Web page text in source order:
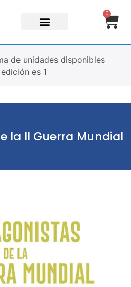
0
de unidades disponibles
es 1
la II Guerra Mundial